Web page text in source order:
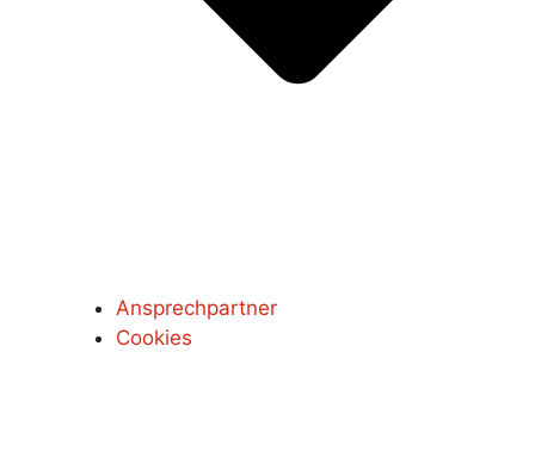
Ansprechpartner
Cookies